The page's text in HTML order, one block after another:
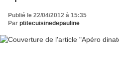
Publié le 22/04/2012 à 15:35
Par ptitecuisinedepauline